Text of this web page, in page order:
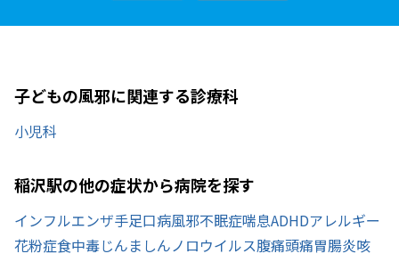
子どもの風邪に関連する診療科
小児科
稲沢駅の他の症状から病院を探す
インフルエンザ手足口病風邪不眠症喘息ADHDアレルギー
花粉症食中毒じんましんノロウイルス腹痛頭痛胃腸炎咳